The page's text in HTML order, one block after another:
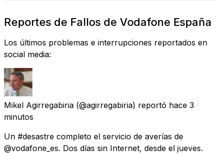
Reportes de Fallos de Vodafone España
Los últimos problemas e interrupciones reportados en
social media:
Mikel Agirregabiria (@agirregabiria) reportó hace 3
minutos
Un #desastre completo el servicio de averías de
@vodafone_es. Dos días sin Internet, desde el jueves.